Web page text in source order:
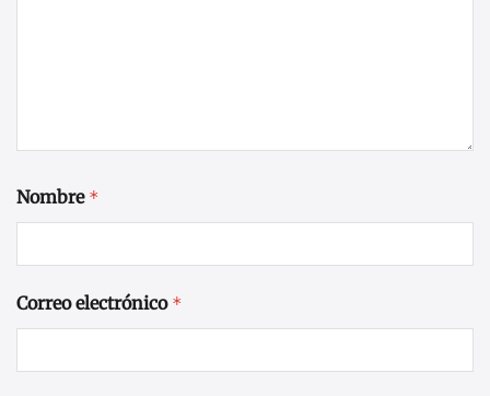
Nombre *
Correo electrónico *